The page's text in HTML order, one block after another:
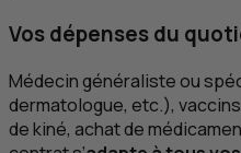
Vos dépenses du
Médecin généraliste ou
dermatologue, etc.),
de kiné, achat de